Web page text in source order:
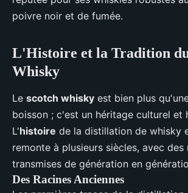
poivre noir et de fumée.
L'Histoire et la Tradition
Whisky
Le scotch whisky est bien plus
boisson ; c'est un héritage culturel et
L'histoire de la distillation de whisky
remonte à plusieurs siècles, avec des
transmises de génération en
Des Racines Anciennes